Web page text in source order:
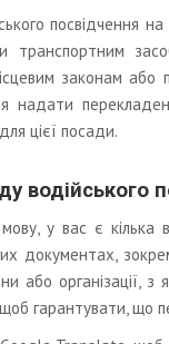
посвідчення
транспортним
законам
цієї посади.
водійського
у вас є
документах,
або організації,
щоб гарантувати,